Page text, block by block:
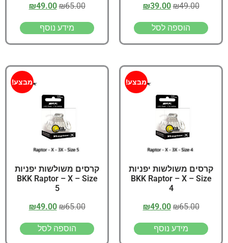
₪49.00
₪39.00
הוספה לסל
₪65.00
₪49.00
מידע נוסף
מבצע!
קרסים משולשות יפניות
BKK Raptor – X – Size
4
₪65.00
₪49.00
מידע נוסף
מבצע!
קרסים משולשות יפניות
BKK Raptor – X – Size
5
₪65.00
₪49.00
הוספה לסל